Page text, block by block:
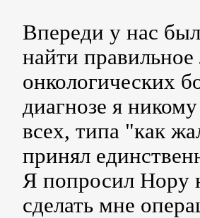
Впереди у нас
найти
онкологических
диагнозе я
всех, типа "как
принял
Я попросил Нору
сделать мне